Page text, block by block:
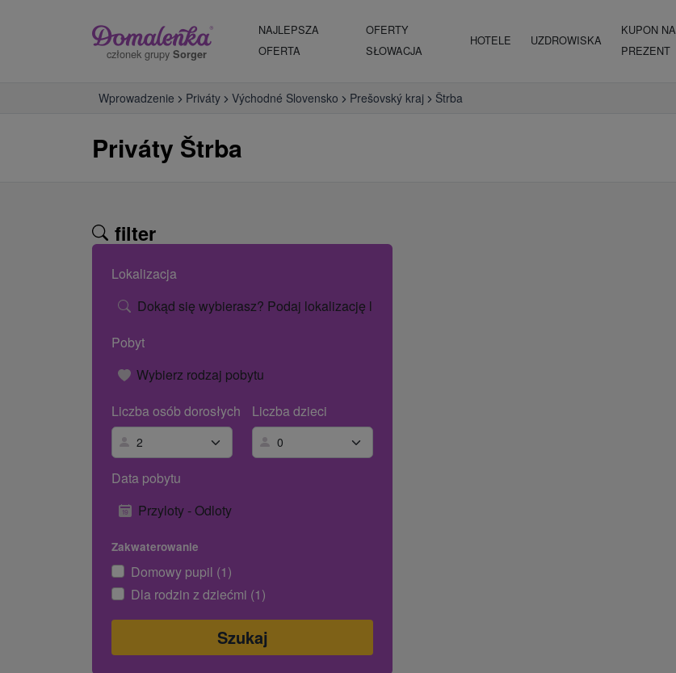
członek grupy Sorger
NAJLEPSZA
OFERTA
OFERTY
SŁOWACJA
HOTELE UZDROWISKA
KUPON NA
PREZENT
Wprowadzenie Priváty Východné Slovensko Prešovský kraj Štrba
Priváty Štrba
filter
Lokalizacja
Dokąd się wybierasz? Podaj lokalizację lub nazwę hotelu.
Pobyt
Wybierz rodzaj pobytu
Liczba osób dorosłych
Liczba dzieci
Data pobytu
Przyloty - Odloty
Zakwaterowanie
Domowy pupil (1)
Dla rodzin z dziećmi (1)